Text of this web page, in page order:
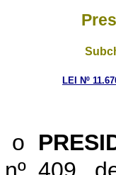
LEI Nº
o